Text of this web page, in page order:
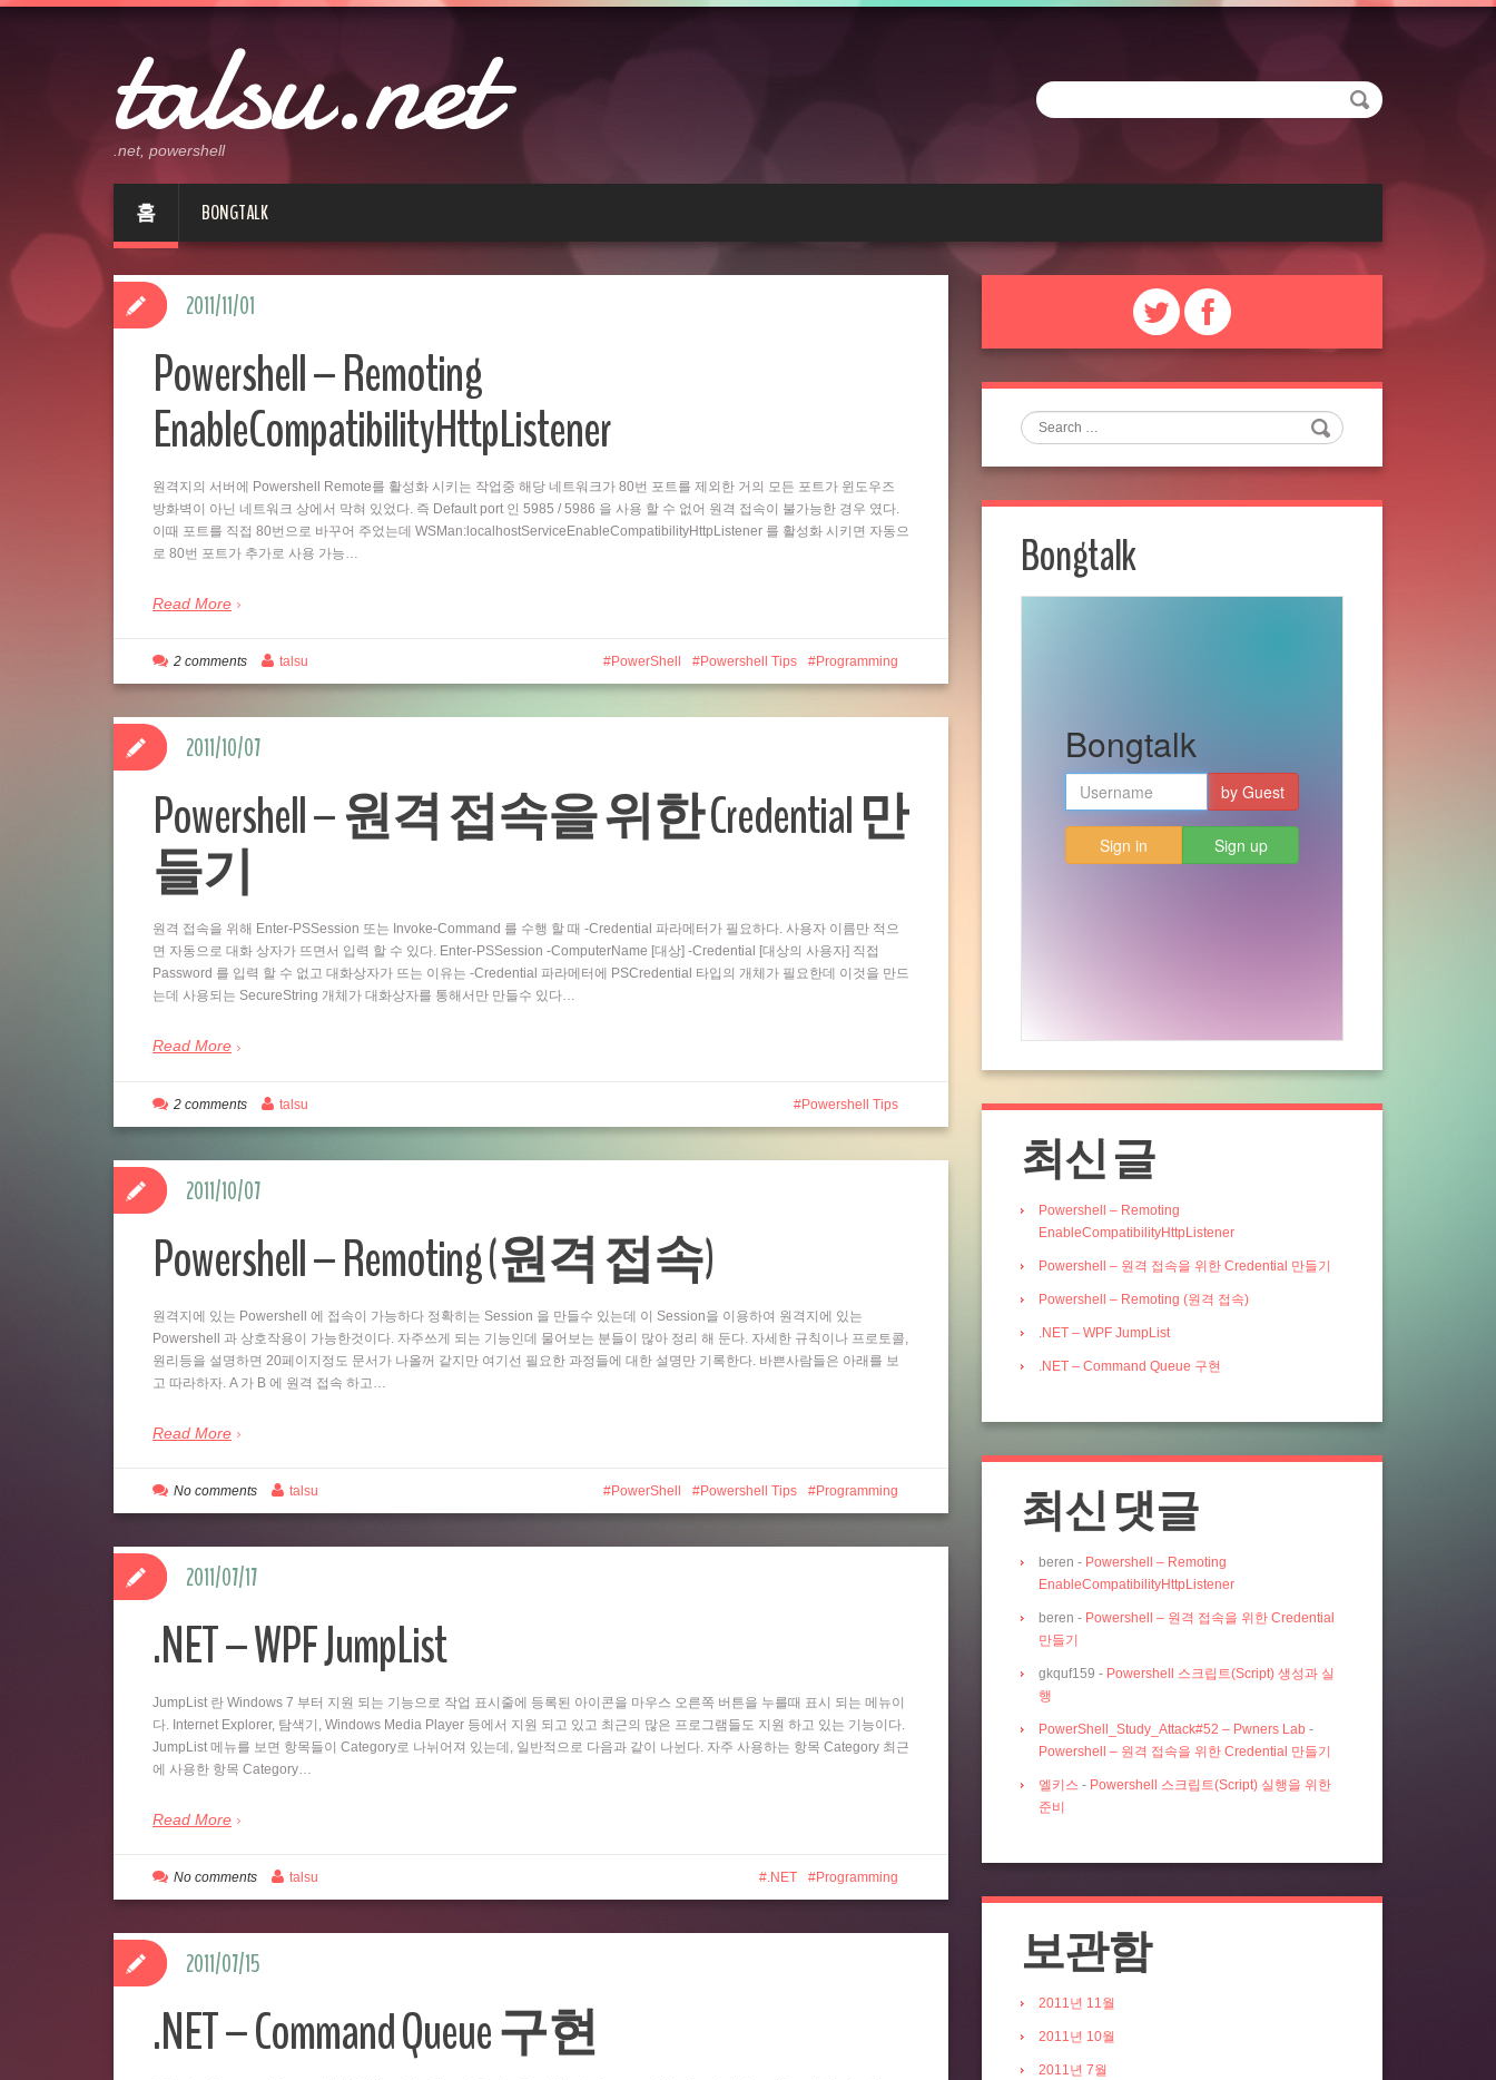
talsu.net
.net, powershell
홈 BONGTALK
Powershell – Remoting
EnableCompatibilityHttpListener
원격지의 서버에 Powershell Remote를 활성화 시키는 작업중 해당 네트워크가 80번 포트를 제외한 거의 모든 포트가 윈도우즈
방화벽이 아닌 네트워크 상에서 막혀 있었다. 즉 Default port 인 5985 / 5986 을 사용 할 수 없어 원격 접속이 불가능한 경우 였다.
이때 포트를 직접 80번으로 바꾸어 주었는데 WSMan:localhostServiceEnableCompatibilityHttpListener 를 활성화 시키면 자동으
로 80번 포트가 추가로 사용 가능…
Read More
2011/11/01
PowerShell Powershell Tips Programming
2 comments talsu
Powershell – 원격 접속을 위한 Credential 만
들기
원격 접속을 위해 Enter-PSSession 또는 Invoke-Command 를 수행 할 때 -Credential 파라메터가 필요하다. 사용자 이름만 적으
면 자동으로 대화 상자가 뜨면서 입력 할 수 있다. Enter-PSSession -ComputerName [대상] -Credential [대상의 사용자] 직접
Password 를 입력 할 수 없고 대화상자가 뜨는 이유는 -Credential 파라메터에 PSCredential 타입의 개체가 필요한데 이것을 만드
는데 사용되는 SecureString 개체가 대화상자를 통해서만 만들수 있다…
Read More
2011/10/07
Powershell Tips
2 comments talsu
Powershell – Remoting (원격 접속)
원격지에 있는 Powershell 에 접속이 가능하다 정확히는 Session 을 만들수 있는데 이 Session을 이용하여 원격지에 있는
Powershell 과 상호작용이 가능한것이다. 자주쓰게 되는 기능인데 물어보는 분들이 많아 정리 해 둔다. 자세한 규칙이나 프로토콜,
원리등을 설명하면 20페이지정도 문서가 나올꺼 같지만 여기선 필요한 과정들에 대한 설명만 기록한다. 바쁜사람들은 아래를 보
고 따라하자. A 가 B 에 원격 접속 하고…
Read More
2011/10/07
PowerShell Powershell Tips Programming
No comments talsu
.NET – WPF JumpList
JumpList 란 Windows 7 부터 지원 되는 기능으로 작업 표시줄에 등록된 아이콘을 마우스 오른쪽 버튼을 누를때 표시 되는 메뉴이
다. Internet Explorer, 탐색기, Windows Media Player 등에서 지원 되고 있고 최근의 많은 프로그램들도 지원 하고 있는 기능이다.
JumpList 메뉴를 보면 항목들이 Category로 나뉘어져 있는데, 일반적으로 다음과 같이 나뉜다. 자주 사용하는 항목 Category 최근
에 사용한 항목 Category…
Read More
2011/07/17
.NET Programming
No comments talsu
.NET – Command Queue 구현
2011/07/15
Search
Bongtalk
최신 글
Powershell – Remoting
EnableCompatibilityHttpListener
Powershell – 원격 접속을 위한 Credential 만들기
Powershell – Remoting (원격 접속)
.NET – WPF JumpList
.NET – Command Queue 구현
최신 댓글
beren - Powershell – Remoting
EnableCompatibilityHttpListener
beren - Powershell – 원격 접속을 위한 Credential
만들기
gkquf159 - Powershell 스크립트(Script) 생성과 실
행
PowerShell_Study_Attack#52 – Pwners Lab -
Powershell – 원격 접속을 위한 Credential 만들기
엘키스 - Powershell 스크립트(Script) 실행을 위한
준비
보관함
2011년 11월
2011년 10월
2011년 7월